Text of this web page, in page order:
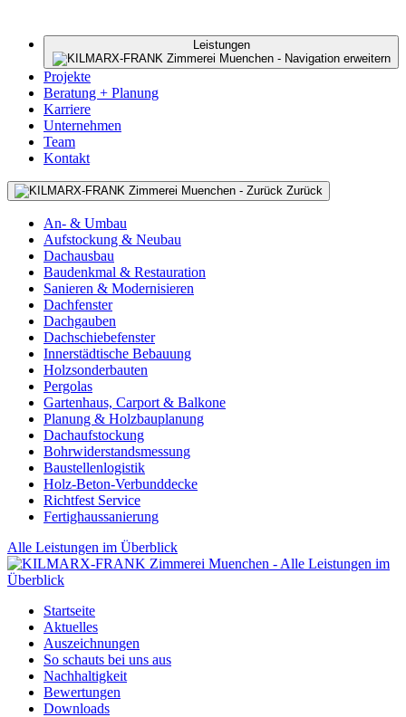
Leistungen
Projekte
Beratung + Planung
Karriere
Unternehmen
Team
Kontakt
Zurück
An- & Umbau
Aufstockung & Neubau
Dachausbau
Baudenkmal & Restauration
Sanieren & Modernisieren
Dachfenster
Dachgauben
Dachschiebefenster
Innerstädtische Bebauung
Holzsonderbauten
Pergolas
Gartenhaus, Carport & Balkone
Planung & Holzbauplanung
Dachaufstockung
Bohrwiderstandsmessung
Baustellenlogistik
Holz-Beton-Verbunddecke
Richtfest Service
Fertighaussanierung
Alle Leistungen im Überblick
Startseite
Aktuelles
Auszeichnungen
So schauts bei uns aus
Nachhaltigkeit
Bewertungen
Downloads